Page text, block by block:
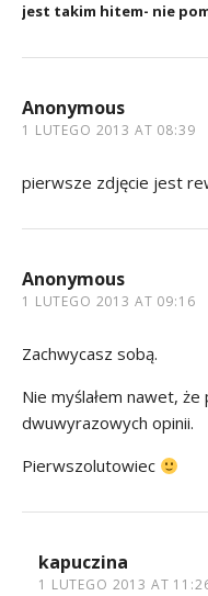
jest takim hitem- nie
Anonymous
1 LUTEGO 2013 AT 08:39
pierwsze zdjęcie jest
Anonymous
1 LUTEGO 2013 AT 09:16
Zachwycasz sobą.
Nie myślałem nawet,
dwuwyrazowych opinii.
Pierwszolutowiec
kapuczina
1 LUTEGO 2013 AT